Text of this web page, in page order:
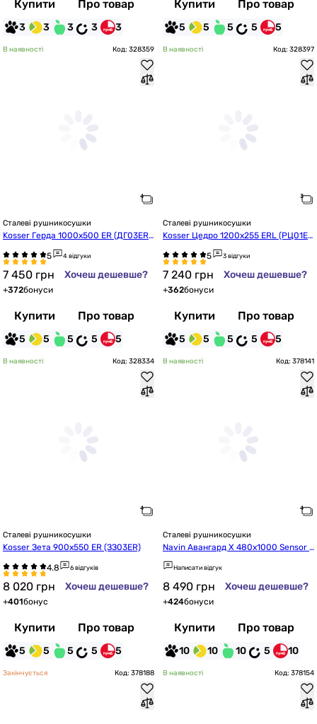
Купити Про товар
3 3 3 3 3
Купити Про товар
5 5 5 5 5
В наявності Код: 328359
Сталеві рушникосушки
Kosser Герда 1000х500 ER (ДГ03ER
4 відгуки
7 450 грн Хочеш дешевше?
+372бонуси
Купити Про товар
5 5 5 5 5
В наявності Код: 328397
Сталеві рушникосушки
Kosser Цедро 1200х255 ERL (РЦ01ER
3 відгуки
7 240 грн Хочеш дешевше?
+362бонуси
Купити Про товар
5 5 5 5 5
В наявності Код: 328334
Сталеві рушникосушки
Kosser Зета 900х550 ER (ЗЗ03ER)
6 відгуків
8 020 грн Хочеш дешевше?
+401бонус
Купити Про товар
5 5 5 5 5
В наявності Код: 378141
Сталеві рушникосушки
Navin Авангард X 480x1000 Sensor з
WI-FI, лівобічна (12-172155-4810)
Написати відгук
8 490 грн Хочеш дешевше?
+424бонуси
Купити Про товар
10 10 10 5 10
Закінчується Код: 378188 В наявності Код: 378154